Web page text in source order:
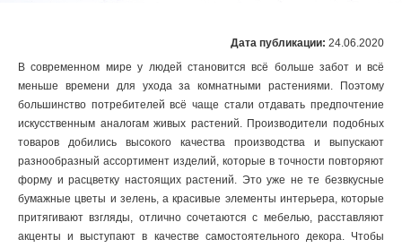
Дата публикации: 24.06.2020
В современном мире у людей становится всё больше забот и всё
меньше времени для ухода за комнатными растениями. Поэтому
большинство потребителей всё чаще стали отдавать предпочтение
искусственным аналогам живых растений. Производители подобных
товаров добились высокого качества производства и выпускают
разнообразный ассортимент изделий, которые в точности повторяют
форму и расцветку настоящих растений. Это уже не те безвкусные
бумажные цветы и зелень, а красивые элементы интерьера, которые
притягивают взгляды, отлично сочетаются с мебелью, расставляют
акценты и выступают в качестве самостоятельного декора. Чтобы